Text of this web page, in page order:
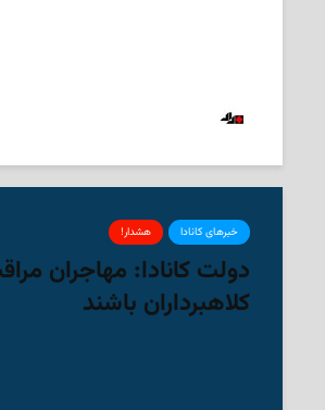
خبرهای کانادا هشدار!
دولت کانادا: مهاجران
کلاهبرداران باشند